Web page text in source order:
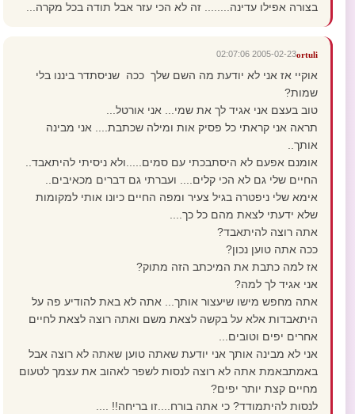
בצורה אפילו עדינה........ זה לא הכי עזר אבל תודה בכל מקרה...
ortuli
2005-02-23 02:07:06
אוקיי אז אני לא יודעת מה השם שלך ככה שניסתדר ביננו בלי
שמות?
טוב בעצם אני אגיד לך את שמי... אני אורטל...
תראה אני קראתי כל פסיק אות ומילה שכתבת.... אני מבינה
אותך..
אומנם אפעם לא היסתבכתי עם סמים.....ולא ניסיתי להיתאבד..
החיים שלי גם לא הכי קלים.... ועברתי גם דברים מכאיבים..
אימא שלי ניפטרה בגיל צעיר ומפה החיים כיונו אותי למקומות
שלא ידעתי לצאת מהם כל כך....
אתה רוצה להיתאבד?
ככה אתה טוען נכון?
אז למה כתבת את המיכתב הזה מתוק?
אני אגיד לך למה?
אתה מחפש מישו שיעצור אותך... אתה לא באת להודיע פה על
היתאבדות אלא על בקשה לצאת משם ואתה רוצה לצאת לחיים
אחרים יפים וטובים...
אני לא מבינה אותך אני יודעת שאתה טוען שאתה לא רוצה אבל
באמתבאמת אתה לא רוצה לנסות לשפר לאהוב את עצמך לטעום
מחיים קצת יותר יפים?
לנסות להיתמודד? כי אתה בורח....זו בריחה!! ....